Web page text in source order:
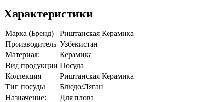
Характеристики
Марка (Бренд)
Риштанская Керамика
Производитель Узбекистан
Материал:
Керамика
Вид продукции Посуда
Коллекция
Риштанская Керамика
Тип посуды
Блюдо/Ляган
Назначение:
Для плова